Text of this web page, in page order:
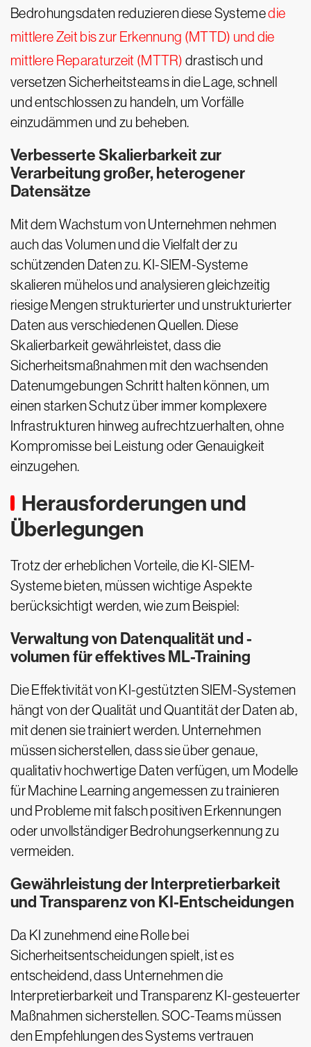
Bedrohungsdaten reduzieren diese Systemedie
mittlere Zeit bis zur Erkennung (MTTD) und die
mittlere Reparaturzeit (MTTR) drastisch und
versetzen Sicherheitsteams in die Lage, schnell
und entschlossen zu handeln, um Vorfälle
einzudämmen und zu beheben.
Verbesserte Skalierbarkeit zur
Verarbeitung großer, heterogener
Datensätze
Mit dem Wachstum von Unternehmen nehmen
auch das Volumen und die Vielfalt der zu
schützenden Daten zu. KI-SIEM-Systeme
skalieren mühelos und analysieren gleichzeitig
riesige Mengen strukturierter und unstrukturierter
Daten aus verschiedenen Quellen. Diese
Skalierbarkeit gewährleistet, dass die
Sicherheitsmaßnahmen mit den wachsenden
Datenumgebungen Schritt halten können, um
einen starken Schutz über immer komplexere
Infrastrukturen hinweg aufrechtzuerhalten, ohne
Kompromisse bei Leistung oder Genauigkeit
einzugehen.
Herausforderungen und
Überlegungen
Trotz der erheblichen Vorteile, die KI-SIEM-
Systeme bieten, müssen wichtige Aspekte
berücksichtigt werden, wie zum Beispiel:
Verwaltung von Datenqualität und -
volumen für effektives ML-Training
Die Effektivität von KI-gestützten SIEM-Systemen
hängt von der Qualität und Quantität der Daten ab,
mit denen sie trainiert werden. Unternehmen
müssen sicherstellen, dass sie über genaue,
qualitativ hochwertige Daten verfügen, um Modelle
für Machine Learning angemessen zu trainieren
und Probleme mit falsch positiven Erkennungen
oder unvollständiger Bedrohungserkennung zu
vermeiden.
Gewährleistung der Interpretierbarkeit
und Transparenz von KI-Entscheidungen
Da KI zunehmend eine Rolle bei
Sicherheitsentscheidungen spielt, ist es
entscheidend, dass Unternehmen die
Interpretierbarkeit und Transparenz KI-gesteuerter
Maßnahmen sicherstellen. SOC-Teams müssen
den Empfehlungen des Systems vertrauen